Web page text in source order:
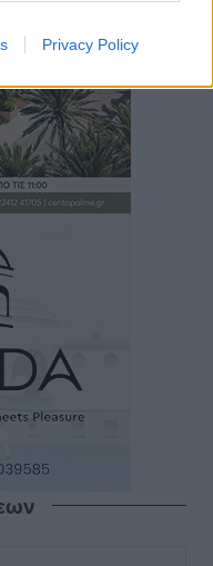
Privacy Policy